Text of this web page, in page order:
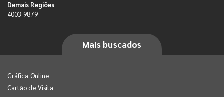
Demais Regiões
4003-9879
Mais buscados
Gráfica Online
Cartão de Visita